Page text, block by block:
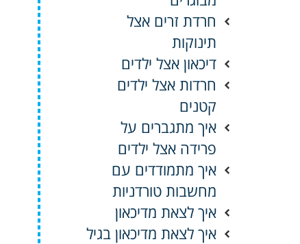
חרדת זרים אצל
תינוקות
דיכאון אצל ילדים
חרדות אצל ילדים
קטנים
איך מתגברים על
פרידה אצל ילדים
איך מתמודדים עם
מחשבות טורדניות
איך לצאת מדיכאון
איך לצאת מדיכאון בגיל